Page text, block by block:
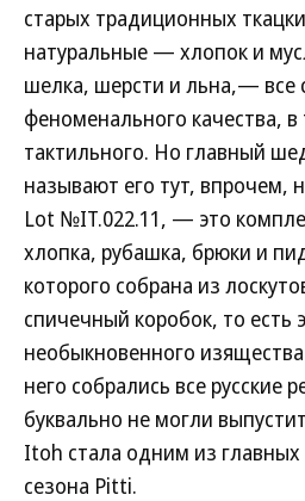
старых традиционных
натуральные — хлопок и
шелка, шерсти и льна,— все
феноменального качества,
тактильного. Но главный
называют его тут, впрочем,
Lot №IT.022.11, — это
хлопка, рубашка, брюки и
которого собрана из
спичечный коробок, то есть
необыкновенного
него собрались все русские
буквально не могли
Itoh стала одним из главных
сезона Pitti.